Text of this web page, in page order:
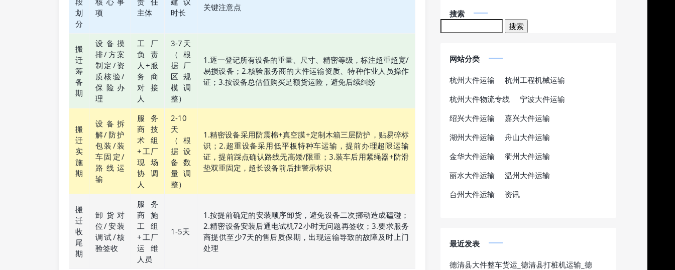
划
分
项
主体
时长
关键注意点
搬
迁
筹
备
期
设备摸
排/方案
制定/资
质核验/
保险办
理
工厂
负责
人+服
务商
对接
人
3-7天
（根
据厂
区规
模调
整）
1.逐一登记所有设备的重量、尺寸、精密等级，标注超重超宽/
易损设备；2.核验服务商的大件运输资质、特种作业人员操作
证；3.按设备总估值购买足额货运险，避免后续纠纷
搬
迁
实
施
期
设备拆
解/防护
包装/装
车固定/
路线运
输
服务
商技
术组
+工厂
现场
协调
人
2-10
天
（根
据设
备数
量调
整）
1.精密设备采用防震棉+真空膜+定制木箱三层防护，贴易碎标
识；2.超重设备采用低平板特种车运输，提前办理超限运输
证，提前踩点确认路线无高矮/限重；3.装车后用紧绳器+防滑
垫双重固定，超长设备前后挂警示标识
搬
迁
收
尾
期
卸货对
位/安装
调试/核
验签收
服务
商施
工组
+工厂
运维
人员
1-5天
1.按提前确定的安装顺序卸货，避免设备二次挪动造成磕碰；
2.精密设备安装后通电试机72小时无问题再签收；3.要求服务
商提供至少7天的售后质保期，出现运输导致的故障及时上门
处理
搜索
网站分类
杭州大件运输
杭州工程机械运输
杭州大件物流专线
宁波大件运输
绍兴大件运输
嘉兴大件运输
湖州大件运输
舟山大件运输
金华大件运输
衢州大件运输
丽水大件运输
温州大件运输
台州大件运输
资讯
最近发表
德清县大件整车货运_德清县打桩机运输_德